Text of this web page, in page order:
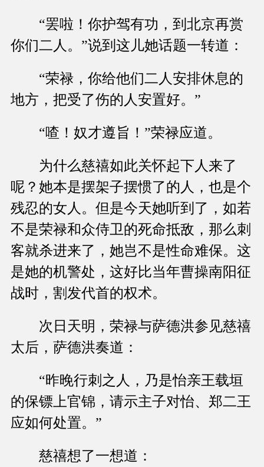
“罢啦！你护驾有功，到北京再赏
你们二人。”说到这儿她话题一转道：
“荣禄，你给他们二人安排休息的
地方，把受了伤的人安置好。”
“喳！奴才遵旨！”荣禄应道。
为什么慈禧如此关怀起下人来了
呢？她本是摆架子摆惯了的人，也是个
残忍的女人。但是今天她听到了，如若
不是荣禄和众侍卫的死命抵敌，那么刺
客就杀进来了，她岂不是性命难保。这
是她的机警处，这好比当年曹操南阳征
战时，割发代首的权术。
次日天明，荣禄与萨德洪参见慈禧
太后，萨德洪奏道：
“昨晚行刺之人，乃是怡亲王载垣
的保镖上官锦，请示主子对怡、郑二王
应如何处置。”
慈禧想了一想道：